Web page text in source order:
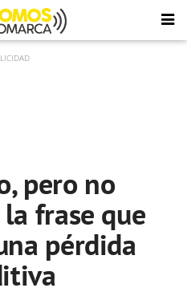
pero no
frase que
pérdida